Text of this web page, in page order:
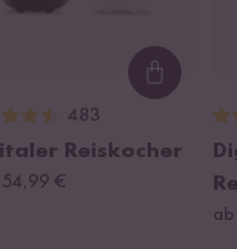
483
Reiskocher
€